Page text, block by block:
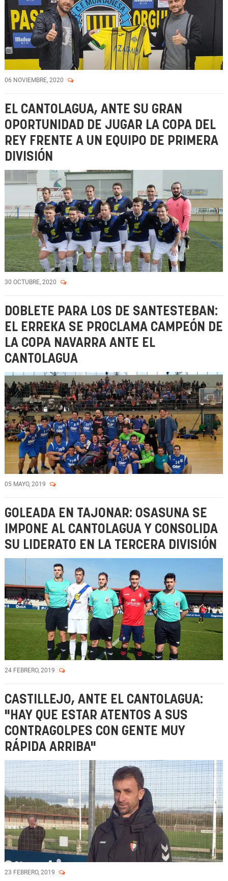
06 NOVIEMBRE, 2020
EL CANTOLAGUA, ANTE SU GRAN
OPORTUNIDAD DE JUGAR LA COPA DEL
REY FRENTE A UN EQUIPO DE PRIMERA
DIVISIÓN
30 OCTUBRE, 2020
DOBLETE PARA LOS DE SANTESTEBAN:
EL ERREKA SE PROCLAMA CAMPEÓN DE
LA COPA NAVARRA ANTE EL
CANTOLAGUA
05 MAYO, 2019
GOLEADA EN TAJONAR: OSASUNA SE
IMPONE AL CANTOLAGUA Y CONSOLIDA
SU LIDERATO EN LA TERCERA DIVISIÓN
24 FEBRERO, 2019
CASTILLEJO, ANTE EL CANTOLAGUA:
"HAY QUE ESTAR ATENTOS A SUS
CONTRAGOLPES CON GENTE MUY
RÁPIDA ARRIBA"
23 FEBRERO, 2019